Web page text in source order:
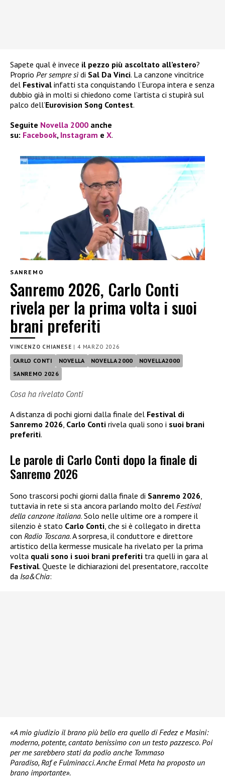
Sapete qual è invece il pezzo più ascoltato all’estero?
Proprio Per sempre sì di Sal Da Vinci. La canzone vincitrice
del Festival infatti sta conquistando l’Europa intera e senza
dubbio già in molti si chiedono come l’artista ci stupirà sul
palco dell’Eurovision Song Contest.
Seguite Novella 2000 anche
su: Facebook, Instagram e X.
SANREMO
Sanremo 2026, Carlo Conti
rivela per la prima volta i suoi
brani preferiti
VINCENZO CHIANESE |4 MARZO 2026
CARLO CONTI NOVELLA NOVELLA 2000
NOVELLA2000
SANREMO 2026
Cosa ha rivelato Conti
A distanza di pochi giorni dalla finale del Festival di
Sanremo 2026 Carlo Conti rivela quali sono i suoi brani
preferiti.
Le parole di Carlo Conti dopo la finale di
Sanremo 2026
Sono trascorsi pochi giorni dalla finale di Sanremo 2026,
tuttavia in rete si sta ancora parlando molto del Festival
della canzone italiana. Solo nelle ultime ore a rompere il
silenzio è stato Carlo Conti, che si è collegato in diretta
con Radio Toscana. A sorpresa, il conduttore e direttore
artistico della kermesse musicale ha rivelato per la prima
volta quali sono i suoi brani preferiti tra quelli in gara al
Festival. Queste le dichiarazioni del presentatore, raccolte
da Isa&Chia:
«A mio giudizio il brano più bello era quello di Fedez e Masini:
moderno, potente, cantato benissimo con un testo pazzesco. Poi
per me sarebbero stati da podio anche Tommaso
Paradiso, Raf e Fulminacci. Anche Ermal Meta ha proposto un
brano importante».